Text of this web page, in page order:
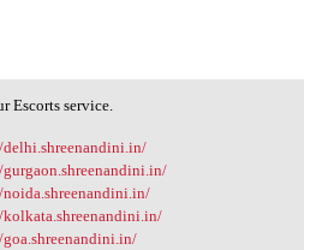
Escorts service.
Escorts service.